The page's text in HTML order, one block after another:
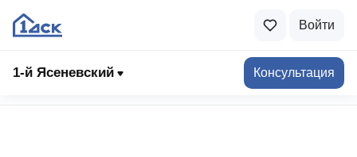
Войти
1-й Ясеневский Консультация
Выбрать квартиру